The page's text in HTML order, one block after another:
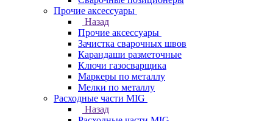
Прочие аксессуары
Назад
Прочие аксессуары
Зачистка сварочных швов
Карандаши разметочные
Ключи газосварщика
Маркеры по металлу
Мелки по металлу
Расходные части MIG
Назад